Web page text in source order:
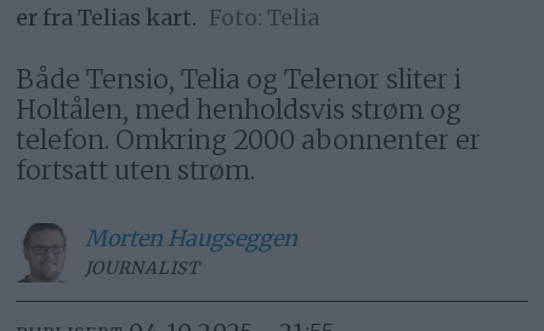
er fra Telias kart.
Telia
Både Tensio, Telia og Telenor sliter i
Holtålen, med henholdsvis strøm og
telefon. Omkring 2000 abonnenter er
fortsatt uten strøm.
Morten Haugseggen
JOURNALIST